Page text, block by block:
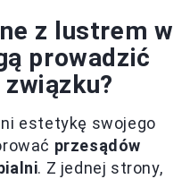
z lustrem w
prowadzić
estetykę swojego
przesądów
. Z jednej strony,